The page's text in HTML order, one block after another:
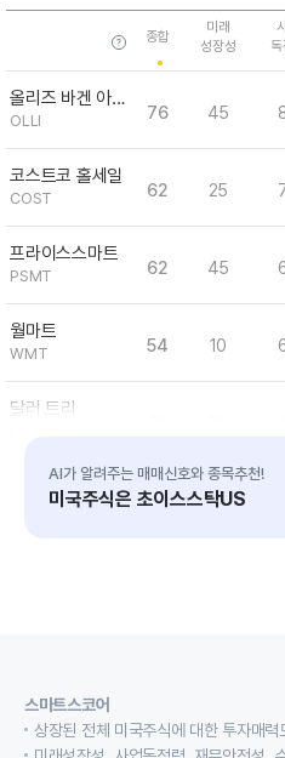
종합
미래
성장성
올리즈 바겐 아울렛 홀딩스
OLLI 76 45
코스트코 홀세일
COST 62 25
프라이스스마트
PSMT 62 45
월마트
WMT 54 10
달러 트리
BJ 홀세일 클럽 홀딩스
52 5
AI가 알려주는 매매신호와 종목추천!
미국주식은 초이스스탁US
스마트스코어
상장된 전체 미국주식에 대한 투자매